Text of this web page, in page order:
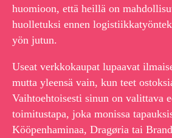
huomioon, että heillä on
huolletuksi ennen
yön jutun.
Useat verkkokaupat lupaavat
mutta yleensä vain, kun teet
Vaihtoehtoisesti sinun on valittava
toimitustapa, joka monissa
Kööpenhaminaa, Dragøria tai